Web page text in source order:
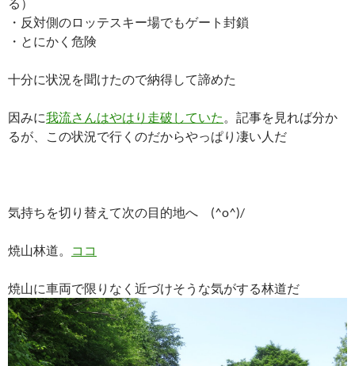
る）
・反対側のロッテスキー場でもゲート封鎖
・とにかく危険
十分に状況を聞けたので納得して諦めた
因みに我流さんはやはり走破していた 。記事を見れば分か
るが、この状況で行くのだからやっぱり凄い人だ
気持ちを切り替えて次の目的地へ (^o^)/
焼山林道。 ココ
焼山に車両で限りなく近づけそうな気がする林道だ